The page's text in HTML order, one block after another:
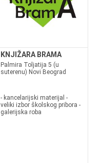
KNJIŽARA BRAMA
Palmira Toljatija 5 (u
suterenu) Novi Beograd
- kancelarijski materijal -
veliki izbor školskog pribora -
galerijska roba